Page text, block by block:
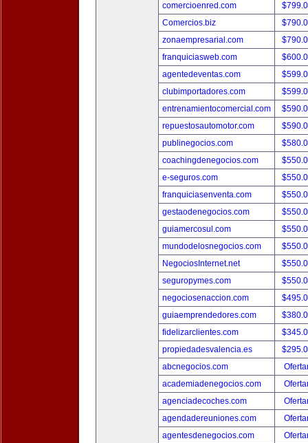
comercioenred.com
Comercios.biz
zonaempresarial.com
franquiciasweb.com
agentedeventas.com
clubimportadores.com
entrenamientocomercial.com
repuestosautomotor.com
publinegocios.com
coachingdenegocios.com
e-seguros.com
franquiciasenventa.com
gestaodenegocios.com
guiamercosul.com
mundodelosnegocios.com
NegociosInternet.net
seguropymes.com
negociosenaccion.com
guiaemprendedores.com
fidelizarclientes.com
propiedadesvalencia.es
abcnegocios.com
academiadenegocios.com
agenciadecoches.com
agendadereuniones.com
agentesdenegocios.com